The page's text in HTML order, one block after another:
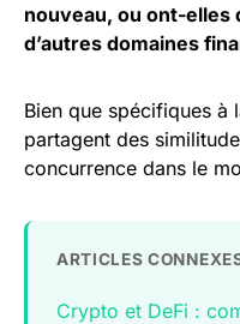
nouveau, ou ont-elles
d’autres domaines
Bien que spécifiques à
partagent des
concurrence dans le
ARTICLES
Crypto et DeFi :